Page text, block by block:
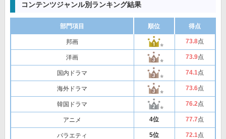
コンテンツジャンル別ランキング結果
部門項目 順位 得点
邦画 73.8点
洋画 73.9点
国内ドラマ 74.1点
海外ドラマ 73.6点
韓国ドラマ 76.2点
アニメ 4位 77.7点
バラエティ 5位 72.1点